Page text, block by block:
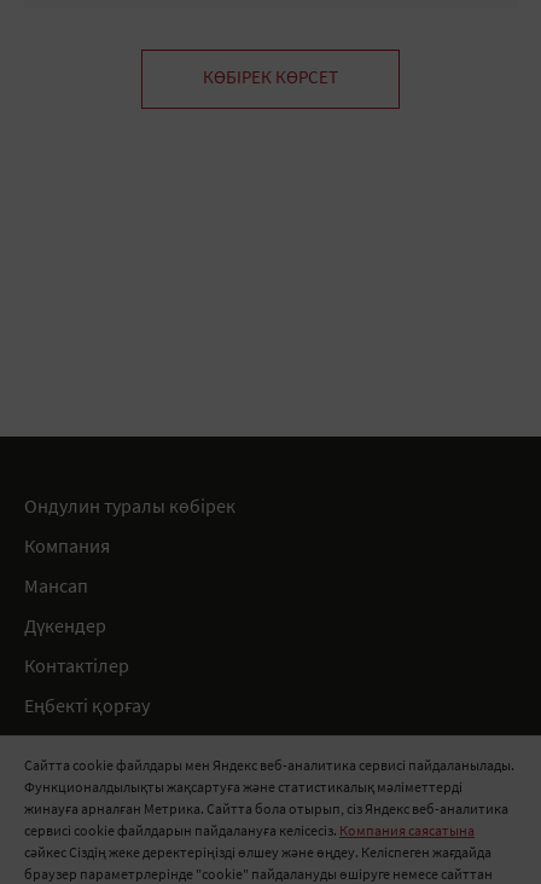
Сайтта cookie файлдары мен Яндекс веб-аналитика сервисі пайдаланылады.
Функционалдылықты жақсартуға және статистикалық мәліметтерді
жинауға арналған Метрика. Сайтта бола отырып, сіз Яндекс веб-аналитика
сервисі cookie файлдарын пайдалануға келісесіз. Компания саясатына
сәйкес Сіздің жеке деректеріңізді өлшеу және өңдеу. Келіспеген жағдайда
браузер параметрлерінде "cookie" пайдалануды өшіруге немесе сайттан
КӨБІРЕК КӨРСЕТ
8 800 511 91 82
info@onduline.ru
Ресей Беларусь Қазақстан
Ондулин туралы көбірек
Компания
Мансап
Дүкендер
Контактілер
Еңбекті қорғау